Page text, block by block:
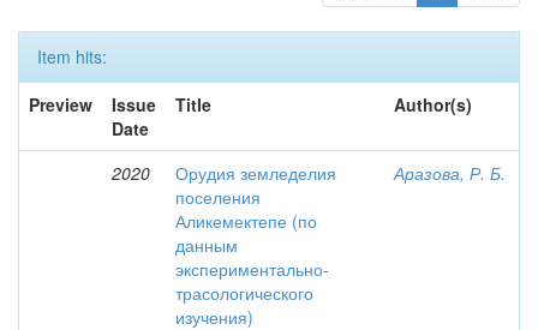
Item hits:
Preview
Issue
Date
Title Author(s)
2020
Орудия земледелия
поселения
Аликемектепе (по
данным
экспериментально-
трасологического
изучения)
Аразова, Р. Б.